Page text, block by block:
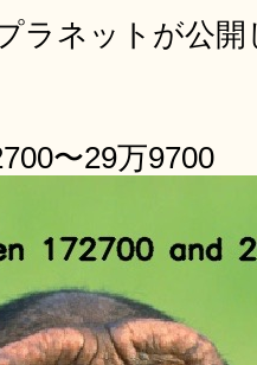
ラネットが公開
〜29万9700